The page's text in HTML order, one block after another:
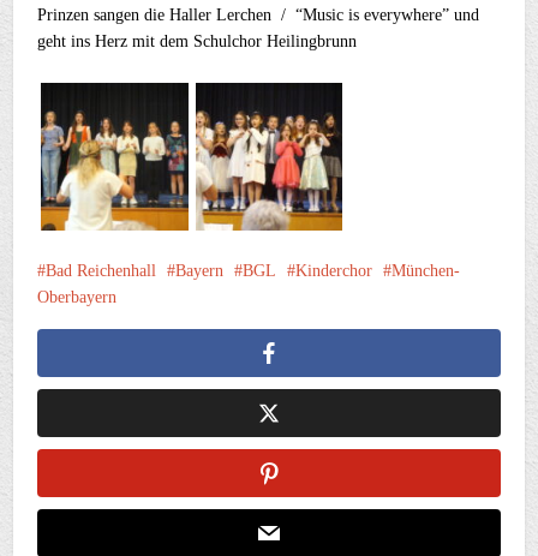
Prinzen sangen die Haller Lerchen / “Music is everywhere” und
geht ins Herz mit dem Schulchor Heilingbrunn
Bad Reichenhall Bayern BGL Kinderchor
München-
Oberbayern